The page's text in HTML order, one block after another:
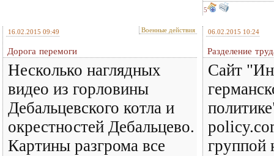
5
16.02.2015 09:49 Военные действия
Дорога перемоги
Несколько наглядных
видео из горловины
Дебальцевского котла и
окрестностей Дебальцево.
Картины разгрома все
06.02.2015 10:24
Разделение
Сайт
группой